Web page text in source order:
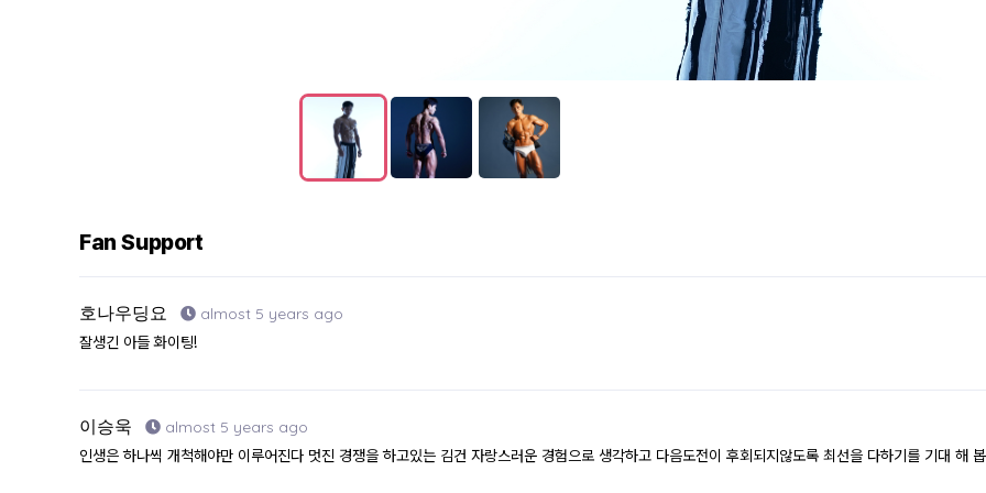
Fan Support
호나우딩요 almost 5 years ago
잘생긴 아들 화이팅!
이승욱 almost 5 years ago
인생은 하나씩 개척해야만 이루어진다 멋진 경쟁을 하고있는 김건 자랑스러운 경험으로 생각하고 다음도전이 후회되지않도록 최선을 다하기를 기대 해